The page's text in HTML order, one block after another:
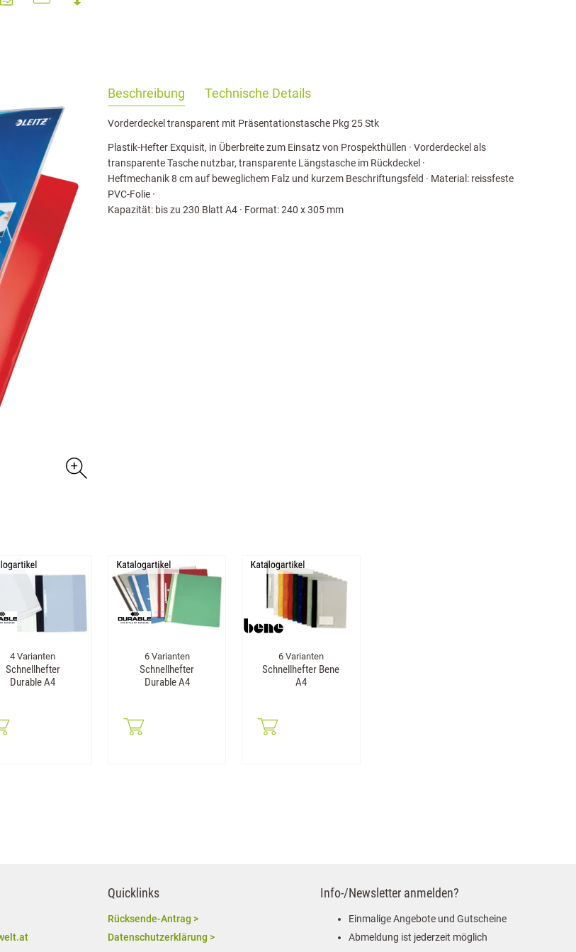
Beschreibung Technische Details
Vorderdeckel transparent mit Präsentationstasche Pkg 25 Stk
Plastik-Hefter Exquisit, in Überbreite zum Einsatz von Prospekthüllen · Vorderdeckel als
transparente Tasche nutzbar, transparente Längstasche im Rückdeckel ·
Heftmechanik 8 cm auf beweglichem Falz und kurzem Beschriftungsfeld · Material: reissfeste
PVC-Folie ·
Kapazität: bis zu 230 Blatt A4 · Format: 240 x 305 mm
4 Varianten
Schnellhefter
Durable A4
6 Varianten
Schnellhefter
Durable A4
6 Varianten
Schnellhefter Bene
A4
Quicklinks
Rücksende-Antrag >
Datenschutzerklärung >
Info-/Newsletter anmelden?
Einmalige Angebote und Gutscheine
Abmeldung ist jederzeit möglich